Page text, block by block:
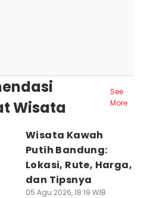
Wisata
See
More
Wisata Kawah
Putih Bandung:
Lokasi, Rute, Harga,
dan Tipsnya
05 Agu 2026, 18:19 WIB